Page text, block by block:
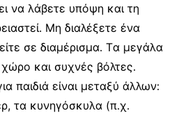
να λάβετε υπόψη και τη
Mη διαλέξετε ένα
σε διαμέρισμα. Tα μεγάλα
χώρο και συχνές βόλτες.
παιδιά είναι μεταξύ άλλων:
τα κυνηγόσκυλα (π.χ.